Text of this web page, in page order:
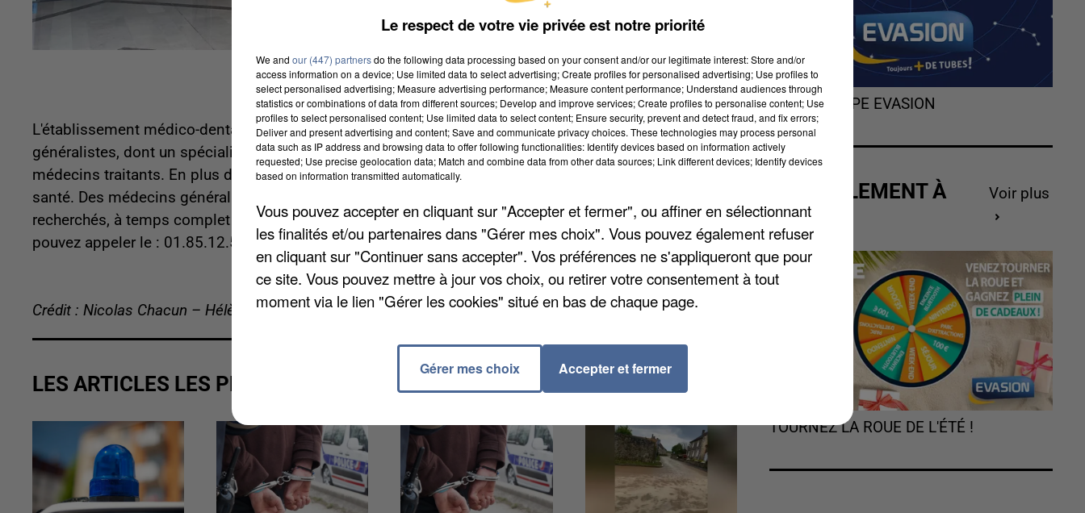
L'établissement médico-dentaire du Valdoly se compose de cinq dentistes et de trois médecins
généralistes, dont un spécialiste en pédiatrie. Les docteurs de ce centre peuvent être déclarés
médecins traitants. En plus d'accueillir de nouveaux patients, le centre recrute encore du personnel de
santé. Des médecins généralistes, des chirurgiens-dentistes et des assistants dentaires sont
recherchés, à temps complet ou partiel. Si vous souhaitez prendre rendez-vous avec un médecin, vous
pouvez appeler le : 01.85.12.52.50.
Crédit : Nicolas Chacun – Hélène Virat
LES ARTICLES LES PLUS VUS
L'HOROSCOPE EVASION
ACTUELLEMENT À
GAGNER
Voir plus
TOURNEZ LA ROUE DE L'ÉTÉ !
Le respect de votre vie privée est notre priorité
We and our (447) partnersdo the following data processing based on your consent and/or our legitimate interest: Store and/or
access information on a device; Use limited data to select advertising; Create profiles for personalised advertising; Use profiles to
select personalised advertising; Measure advertising performance; Measure content performance; Understand audiences through
statistics or combinations of data from different sources; Develop and improve services; Create profiles to personalise content; Use
profiles to select personalised content; Use limited data to select content; Ensure security, prevent and detect fraud, and fix errors;
Deliver and present advertising and content; Save and communicate privacy choices. These technologies may process personal
data such as IP address and browsing data to offer following functionalities: Identify devices based on information actively
requested; Use precise geolocation data; Match and combine data from other data sources; Link different devices; Identify devices
based on information transmitted automatically.
Vous pouvez accepter en cliquant sur "Accepter et fermer", ou affiner en sélectionnant
les finalités et/ou partenaires dans "Gérer mes choix". Vous pouvez également refuser
en cliquant sur "Continuer sans accepter". Vos préférences ne s'appliqueront que pour
ce site. Vous pouvez mettre à jour vos choix, ou retirer votre consentement à tout
moment via le lien "Gérer les cookies" situé en bas de chaque page.
Gérer mes choix Accepter et fermer